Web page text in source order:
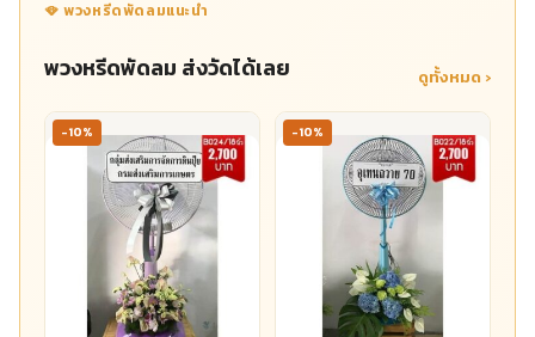
🪭 พวงหรีดพัดลมแนะนำ
พวงหรีดพัดลม ส่งวัดได้เลย ดูทั้งหมด ›
-10% -10%